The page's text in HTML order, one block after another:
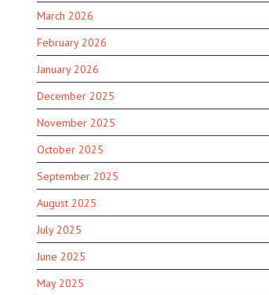
March 2026
February 2026
January 2026
December 2025
November 2025
October 2025
September 2025
August 2025
July 2025
June 2025
May 2025